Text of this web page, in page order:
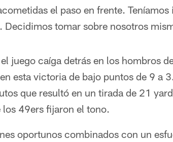
el paso en frente.
Decidimos tomar sobre nosotros
juego caíga detrás en los hombros
esta victoria de bajo puntos de 9 a
que resultó en un tirada de 21
los 49ers fijaron el tono.
oportunos combinados con un